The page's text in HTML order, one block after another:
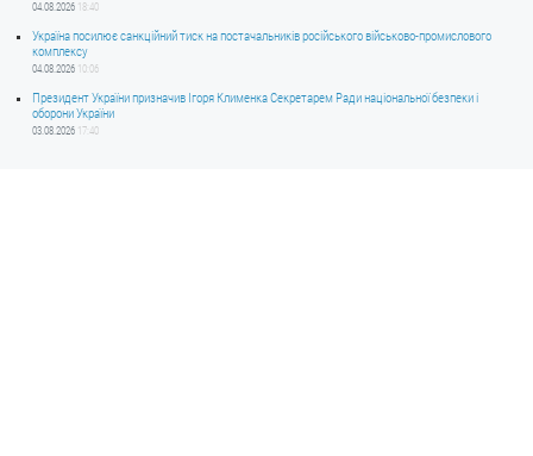
04.08.2026 18:40
Україна посилює санкційний тиск на постачальників російського військово-промислового
комплексу
04.08.2026 10:06
Президент України призначив Ігоря Клименка Секретарем Ради національної безпеки і
оборони України
03.08.2026 17:40